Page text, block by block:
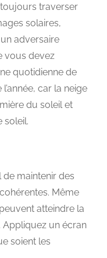
traverser
solaires,
adversaire
vous devez
quotidienne de
car la neige
du soleil et
soleil.
de maintenir des
Même
atteindre la
un écran
soient les